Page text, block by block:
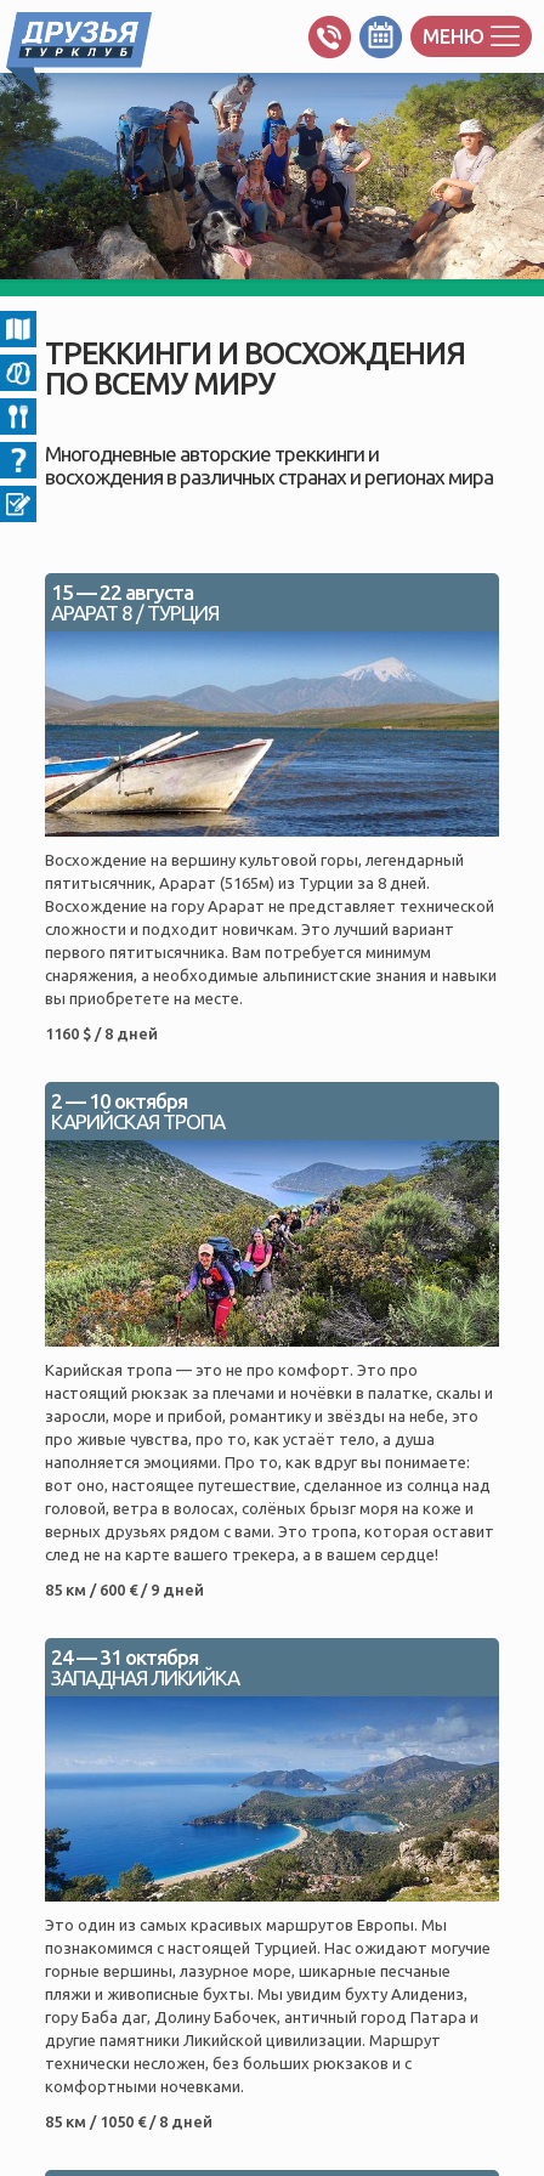
МЕНЮ
ТРЕККИНГИ И ВОСХОЖДЕНИЯ
ПО ВСЕМУ МИРУ
Многодневные авторские треккинги и
восхождения в различных странах и регионах мира
15 — 22 августа
АРАРАТ 8 / ТУРЦИЯ
Восхождение на вершину культовой горы, легендарный
пятитысячник, Арарат (5165м) из Турции за 8 дней.
Восхождение на гору Арарат не представляет технической
сложности и подходит новичкам. Это лучший вариант
первого пятитысячника. Вам потребуется минимум
снаряжения, а необходимые альпинистские знания и навыки
вы приобретете на месте.
1160 $ / 8 дней
2 — 10 октября
КАРИЙСКАЯ ТРОПА
Карийская тропа — это не про комфорт. Это про
настоящий рюкзак за плечами и ночёвки в палатке, скалы и
заросли, море и прибой, романтику и звёзды на небе, это
про живые чувства, про то, как устаёт тело, а душа
наполняется эмоциями. Про то, как вдруг вы понимаете:
вот оно, настоящее путешествие, сделанное из солнца над
головой, ветра в волосах, солёных брызг моря на коже и
верных друзьях рядом с вами. Это тропа, которая оставит
след не на карте вашего трекера, а в вашем сердце!
85 км / 600 € / 9 дней
24 — 31 октября
ЗАПАДНАЯ ЛИКИЙКА
Это один из самых красивых маршрутов Европы. Мы
познакомимся с настоящей Турцией. Нас ожидают могучие
горные вершины, лазурное море, шикарные песчаные
пляжи и живописные бухты. Мы увидим бухту Алидениз,
гору Баба даг, Долину Бабочек, античный город Патара и
другие памятники Ликийской цивилизации. Маршрут
технически несложен, без больших рюкзаков и с
комфортными ночевками.
85 км / 1050 € / 8 дней